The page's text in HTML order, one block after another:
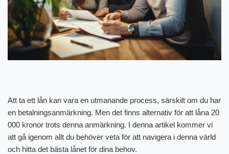
Att ta ett lån kan vara en utmanande process, särskilt om du har
en betalningsanmärkning. Men det finns alternativ för att låna 20
000 kronor trots denna anmärkning. I denna artikel kommer vi
att gå igenom allt du behöver veta för att navigera i denna värld
och hitta det bästa lånet för dina behov.